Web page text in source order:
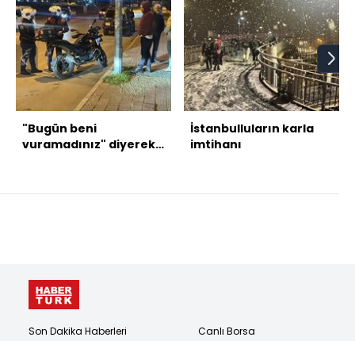
"Bugün beni
vuramadınız" diyerek
İstanbulluların karla
imtihanı
Son Dakika Haberleri
Canlı Borsa